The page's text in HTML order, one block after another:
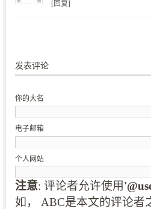
[回复]
发表评论
你的大名
电子邮箱
个人网站
注意: 评论者允许使用
如， ABC是本文的评论者